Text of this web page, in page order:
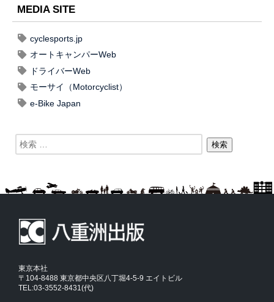
MEDIA SITE
cyclesports.jp
オートキャンパーWeb
ドライバーWeb
モーサイ（Motorcyclist）
e-Bike Japan
東京本社
〒104-8488 東京都中央区八丁堀4-5-9 エイトビル
TEL:03-3552-8431(代)